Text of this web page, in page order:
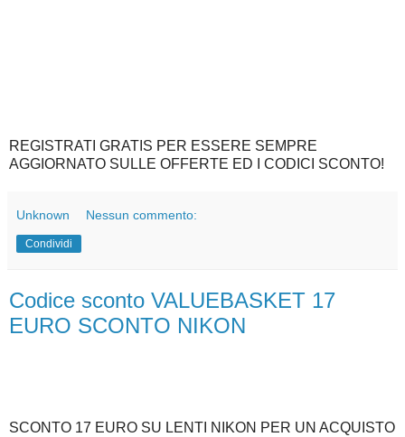
REGISTRATI GRATIS PER ESSERE SEMPRE
AGGIORNATO SULLE OFFERTE ED I CODICI SCONTO!
Unknown Nessun commento:
Condividi
Codice sconto VALUEBASKET 17
EURO SCONTO NIKON
SCONTO 17 EURO SU LENTI NIKON PER UN ACQUISTO